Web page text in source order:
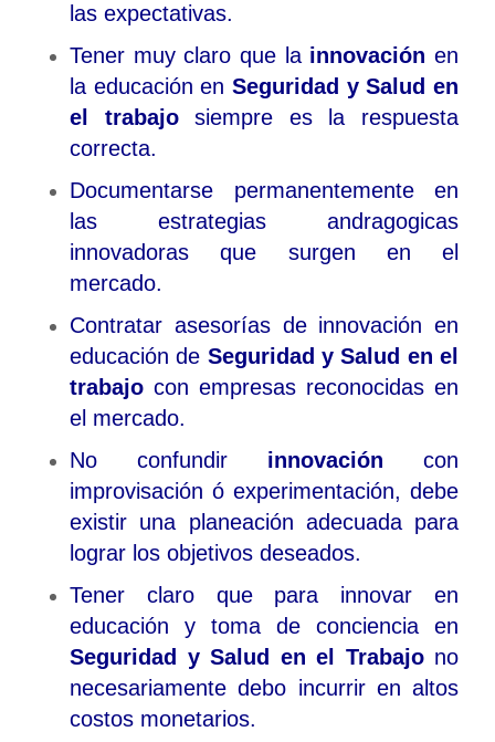
las expectativas.
Tener muy claro que la innovación en
la educación en Seguridad y Salud en
el trabajosiempre es la respuesta
correcta.
Documentarse permanentemente en
las estrategias andragogicas
innovadoras que surgen en el
mercado.
Contratar asesorías de innovación en
educación de Seguridad y Salud en el
trabajo con empresas reconocidas en
el mercado.
No confundir innovación con
improvisación ó experimentación, debe
existir una planeación adecuada para
lograr los objetivos deseados.
Tener claro que para innovar en
educación y toma de conciencia en
Seguridad y Salud en el Trabajono
necesariamente debo incurrir en altos
costos monetarios.